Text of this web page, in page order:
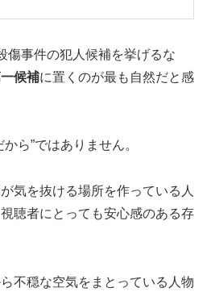
傷事件の犯人候補を挙げるな
候補に置くのが最も自然だと感
ら”ではありません。
気を抜ける場所を作っている人
聴者にとっても安心感のある存
不穏な空気をまとっている人物